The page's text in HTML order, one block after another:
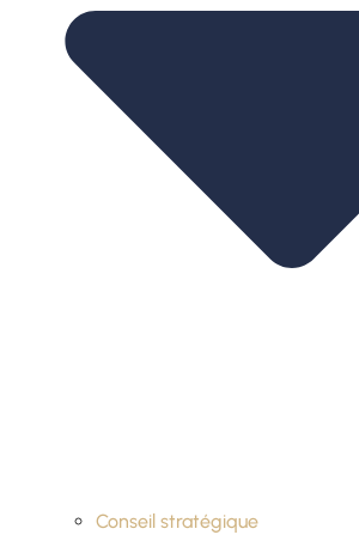
Conseil stratégique